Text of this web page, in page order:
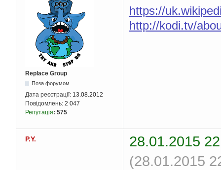
Replace Group
Поза форумом
Дата реєстрації: 13.08.2012
Повідомлень: 2 047
Репутація: 575
https://
http://kodi.tv/
P.Y.
28.01.2015
(28.01.2015